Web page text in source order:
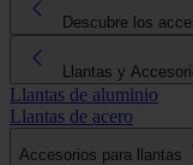
Descubre los
Llantas y
Llantas de aluminio
Llantas de acero
Accesorios para llantas